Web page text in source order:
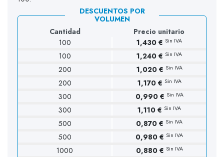
DESCUENTOS POR
VOLUMEN
Cantidad
Precio unitario
100
1,430 € Sin IVA
100 1,240 € Sin IVA
200 1,020 € Sin IVA
200 1,170 € Sin IVA
300 0,990 € Sin IVA
300 1,110 € Sin IVA
500 0,870 € Sin IVA
500 0,980 € Sin IVA
1000 0,880 € Sin IVA